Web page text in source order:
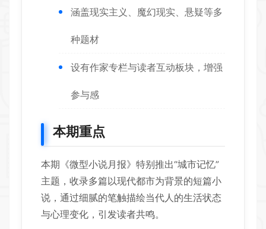
涵盖现实主义、魔幻现实、悬疑等多
种题材
设有作家专栏与读者互动板块，增强
参与感
本期重点
本期《微型小说月报》特别推出“城市记忆”
主题，收录多篇以现代都市为背景的短篇小
说，通过细腻的笔触描绘当代人的生活状态
与心理变化，引发读者共鸣。